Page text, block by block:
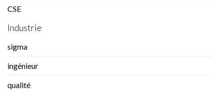
CSE
Industrie
sigma
ingénieur
qualité